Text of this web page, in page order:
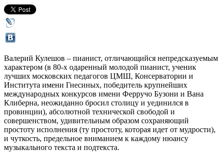
Валерий Кулешов – пианист, отличающийся непредсказуемым
характером (в 80-х одаренный молодой пианист, ученик
лучших московских педагогов ЦМШ, Консерватории и
Института имени Гнесиных, победитель крупнейших
международных конкурсов имени Ферручо Бузони и Вана
Клиберна, неожиданно бросил столицу и уединился в
провинции), абсолютной технической свободой и
совершенством, удивительным образом сохраняющий
простоту исполнения (ту простоту, которая идет от мудрости),
и чуткость, предельное вниманием к каждому нюансу
музыкального текста и подтекста.